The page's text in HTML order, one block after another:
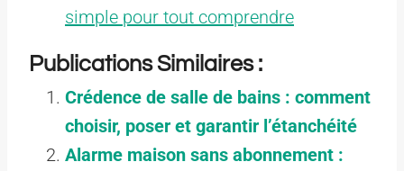
simple pour tout comprendre
Publications Similaires :
Crédence de salle de bains : comment
choisir, poser et garantir l’étanchéité
Alarme maison sans abonnement :